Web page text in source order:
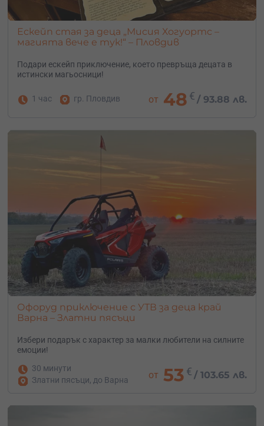
Ескейп стая за деца „Мисия Хогуортс –
магията вече е тук!“ – Пловдив
Подари ескейп приключение, което превръща децата в
истински магьосници!
1 час гр. Пловдив от 48 € / 93.88 лв.
Офоруд приключение с УТВ за деца край
Варна – Златни пясъци
Избери подарък с характер за малки любители на силните
емоции!
30 минути
Златни пясъци, до Варна
от 53 € /103.65 лв.